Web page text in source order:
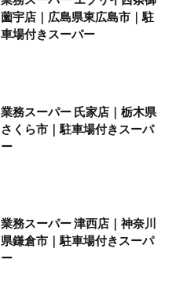
薗宇店｜広島県東広島市｜駐
車場付きスーパー
業務スーパー 氏家店｜栃木県
さくら市｜駐車場付きスーパ
ー
業務スーパー 津西店｜神奈川
県鎌倉市｜駐車場付きスーパ
ー